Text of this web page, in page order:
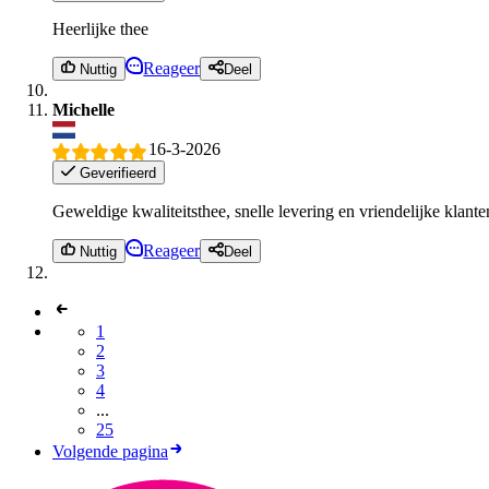
Heerlijke thee
Nuttig Reageer Deel
Michelle
16-3-2026
Geverifieerd
Geweldige kwaliteitsthee, snelle levering en vriendelijke
Nuttig Reageer Deel
1
2
3
4
...
25
Volgende pagina